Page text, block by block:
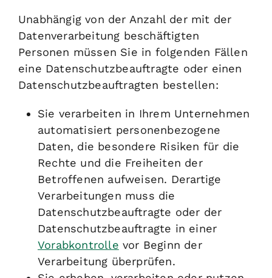
Unabhängig von der Anzahl der mit der
Datenverarbeitung beschäftigten
Personen müssen Sie in folgenden Fällen
eine Datenschutzbeauftragte oder einen
Datenschutzbeauftragten bestellen:
Sie verarbeiten in Ihrem Unternehmen
automatisiert personenbezogene
Daten, die besondere Risiken für die
Rechte und die Freiheiten der
Betroffenen aufweisen. Derartige
Verarbeitungen muss die
Datenschutzbeauftragte oder der
Datenschutzbeauftragte in einer
Vorabkontrolle vor Beginn der
Verarbeitung überprüfen.